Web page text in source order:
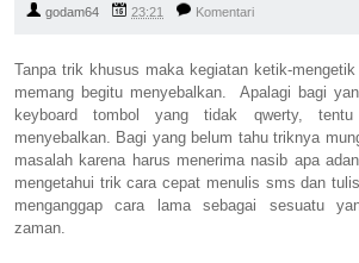
godam64 23:21 Komentari
Tanpa trik khusus maka kegiatan ketik-
memang begitu menyebalkan. Apalagi bagi
keyboard tombol yang tidak qwerty,
menyebalkan. Bagi yang belum tahu triknya
masalah karena harus menerima nasib apa
mengetahui trik cara cepat menulis sms dan
menganggap cara lama sebagai sesuatu
zaman.